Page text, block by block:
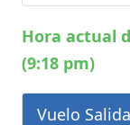
Hora actual
(9:18 pm)
Vuelo